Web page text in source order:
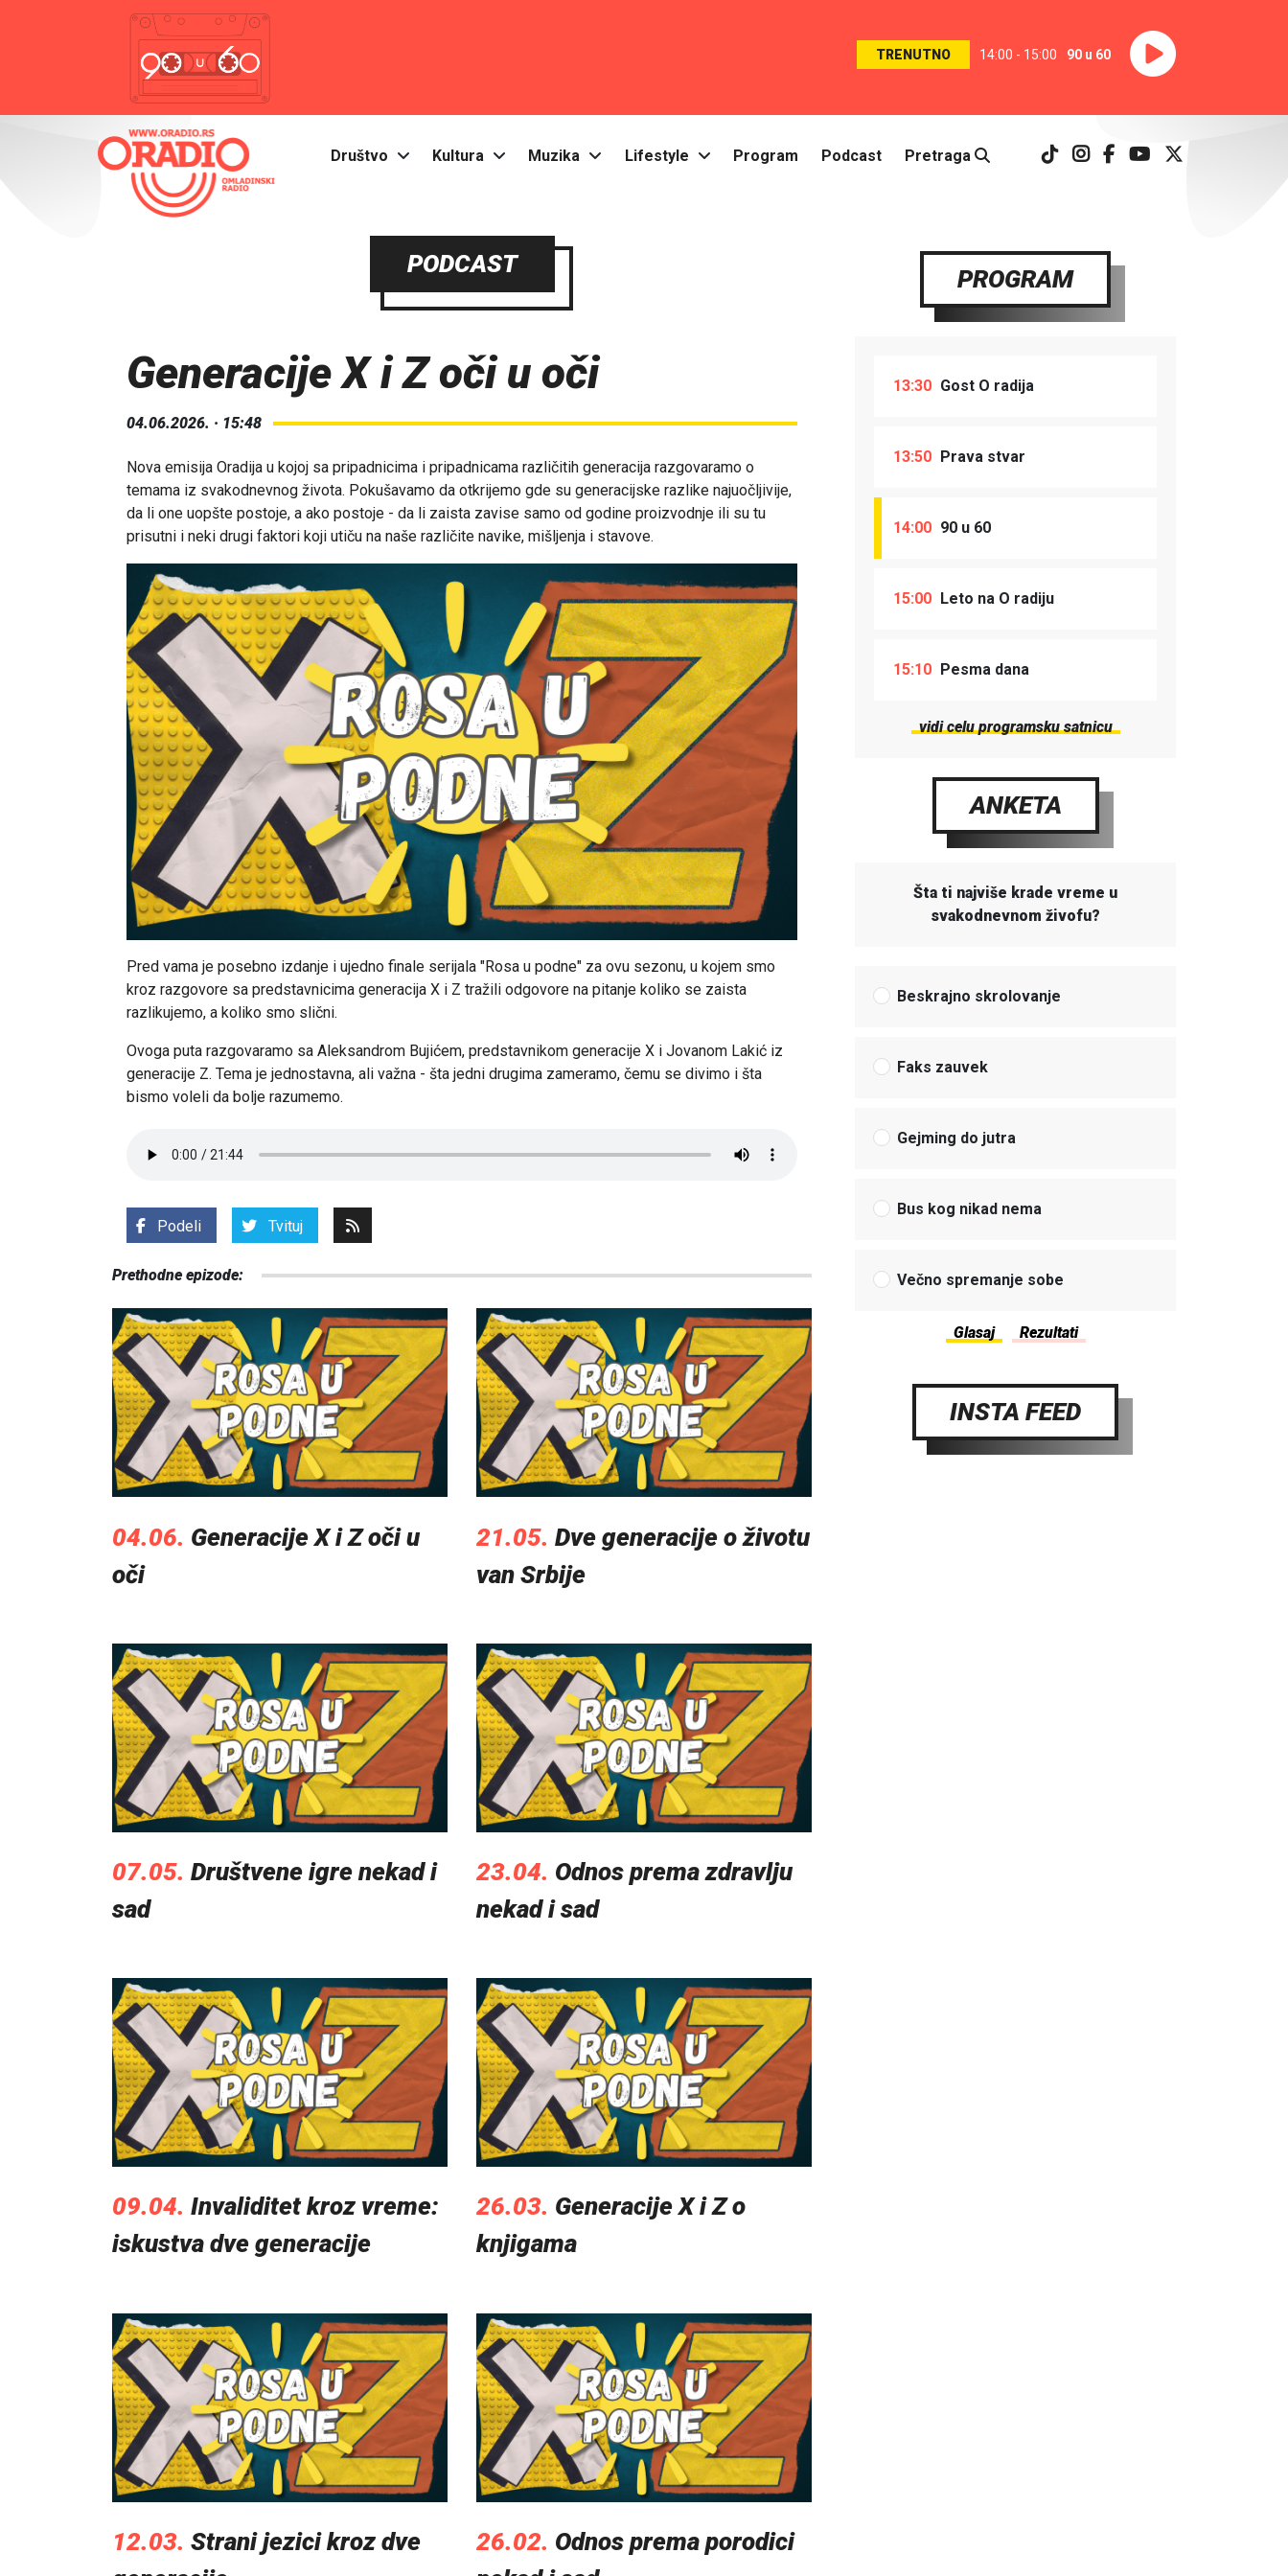
TRENUTNO 14:00 - 15:00 90 u 60
Društvo Kultura Muzika Lifestyle Program Podcast Pretraga
PODCAST
Generacije X i Z oči u oči
04.06.2026. · 15:48
Nova emisija Oradija u kojoj sa pripadnicima i pripadnicama različitih generacija razgovaramo o
temama iz svakodnevnog života. Pokušavamo da otkrijemo gde su generacijske razlike najuočljivije,
da li one uopšte postoje, a ako postoje - da li zaista zavise samo od godine proizvodnje ili su tu
prisutni i neki drugi faktori koji utiču na naše različite navike, mišljenja i stavove.
Pred vama je posebno izdanje i ujedno finale serijala "Rosa u podne" za ovu sezonu, u kojem smo
kroz razgovore sa predstavnicima generacija X i Z tražili odgovore na pitanje koliko se zaista
razlikujemo, a koliko smo slični.
Ovoga puta razgovaramo sa Aleksandrom Bujićem, predstavnikom generacije X i Jovanom Lakić iz
generacije Z. Tema je jednostavna, ali važna - šta jedni drugima zameramo, čemu se divimo i šta
bismo voleli da bolje razumemo.
Podeli Tvituj
Prethodne epizode:
04.06. Generacije X i Z oči u
oči
21.05. Dve generacije o životu
van Srbije
07.05. Društvene igre nekad i
sad
23.04. Odnos prema zdravlju
nekad i sad
09.04. Invaliditet kroz vreme:
iskustva dve generacije
26.03. Generacije X i Z o
knjigama
12.03. Strani jezici kroz dve
26.02. Odnos prema porodici
PROGRAM
13:30 Gost O radija
13:50 Prava stvar
14:00 90 u 60
15:00 Leto na O radiju
15:10 Pesma dana
vidi celu programsku satnicu
ANKETA
Šta ti najviše krade vreme u
svakodnevnom živofu?
Beskrajno skrolovanje
Faks zauvek
Gejming do jutra
Bus kog nikad nema
Večno spremanje sobe
INSTA FEED